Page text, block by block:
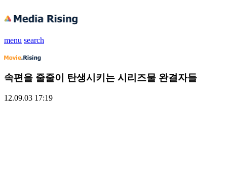
menu search
속편을 줄줄이 탄생시키는 시리즈물 완결자들
12.09.03 17:19